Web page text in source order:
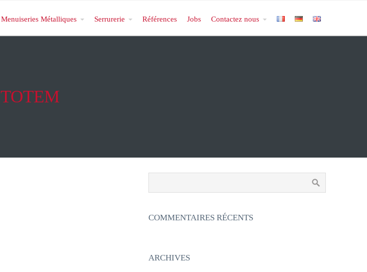
Menuiseries Métalliques Serrurerie Références Jobs Contactez nous
TOTEM
COMMENTAIRES RÉCENTS
ARCHIVES